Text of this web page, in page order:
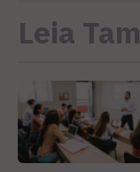
Leia